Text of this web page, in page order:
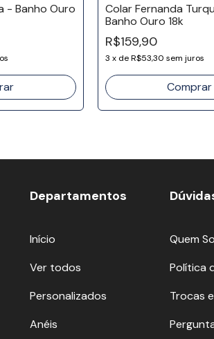
- Banho Ouro
Colar Fernanda
Banho Ouro 18k
R$159,90
3 x deR$53,30 sem juros
Departamentos
Início
Ver todos
Personalizados
Anéis
Quem
Política
Trocas